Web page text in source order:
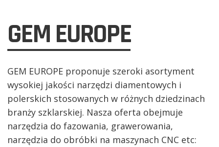
GEM EUROPE
GEM EUROPE proponuje szeroki asortyment
wysokiej jakości narzędzi diamentowych i
polerskich stosowanych w różnych dziedzinach
branży szklarskiej. Nasza oferta obejmuje
narzędzia do fazowania, grawerowania,
narzędzia do obróbki na maszynach CNC etc: